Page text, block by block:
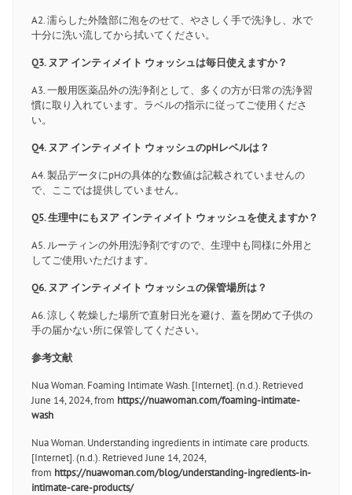
A2. 濡らした外陰部に泡をのせて、やさしく手で洗浄し、水で
十分に洗い流してから拭いてください。
Q3. ヌア インティメイト ウォッシュは毎日使えますか？
A3. 一般用医薬品外の洗浄剤として、多くの方が日常の洗浄習
慣に取り入れています。ラベルの指示に従ってご使用くださ
い。
Q4. ヌア インティメイト ウォッシュのpHレベルは？
A4. 製品データにpHの具体的な数値は記載されていませんの
で、ここでは提供していません。
Q5. 生理中にもヌア インティメイト ウォッシュを使えますか？
A5. ルーティンの外用洗浄剤ですので、生理中も同様に外用と
してご使用いただけます。
Q6. ヌア インティメイト ウォッシュの保管場所は？
A6. 涼しく乾燥した場所で直射日光を避け、蓋を閉めて子供の
手の届かない所に保管してください。
参考文献
Nua Woman. Foaming Intimate Wash. [Internet]. (n.d.). Retrieved
June 14, 2024, from https://nuawoman.com/foaming-intimate-
wash
Nua Woman. Understanding ingredients in intimate care products.
[Internet]. (n.d.). Retrieved June 14, 2024,
from https://nuawoman.com/blog/understanding-ingredients-in-
intimate-care-products/